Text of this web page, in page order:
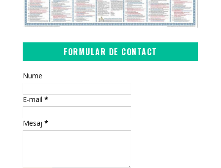
FORMULAR DE CONTACT
Nume
E-mail*
Mesaj*